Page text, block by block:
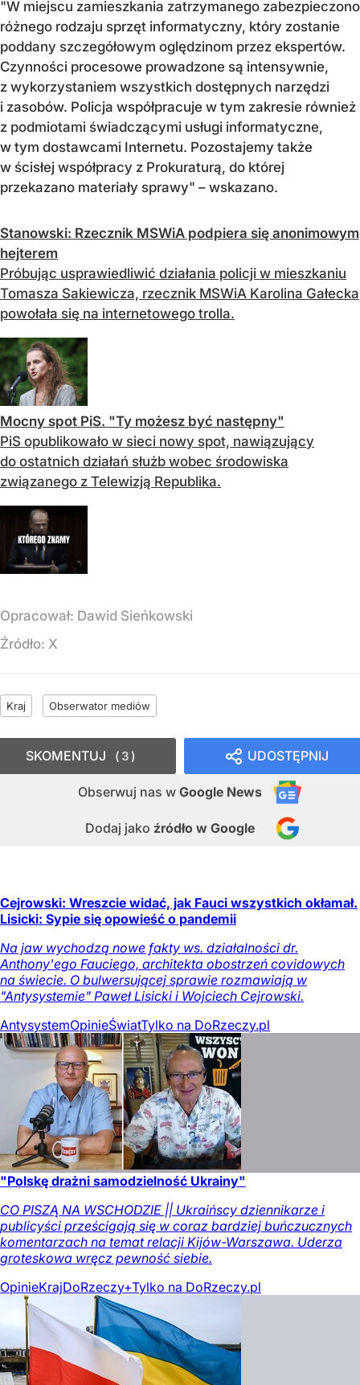
"W miejscu zamieszkania zatrzymanego zabezpieczono
różnego rodzaju sprzęt informatyczny, który zostanie
poddany szczegółowym oględzinom przez ekspertów.
Czynności procesowe prowadzone są intensywnie,
z wykorzystaniem wszystkich dostępnych narzędzi
i zasobów. Policja współpracuje w tym zakresie również
z podmiotami świadczącymi usługi informatyczne,
w tym dostawcami Internetu. Pozostajemy także
w ścisłej współpracy z Prokuraturą, do której
przekazano materiały sprawy" – wskazano.
Stanowski: Rzecznik MSWiA podpiera się anonimowym
hejterem
Próbując usprawiedliwić działania policji w mieszkaniu
Tomasza Sakiewicza, rzecznik MSWiA Karolina Gałecka
powołała się na internetowego trolla.
Mocny spot PiS. "Ty możesz być następny"
PiS opublikowało w sieci nowy spot, nawiązujący
do ostatnich działań służb wobec środowiska
związanego z Telewizją Republika.
Opracował: Dawid Sieńkowski
Źródło: X
Kraj Obserwator mediów
UDOSTĘPNIJ
Obserwuj nas w Google News
Dodaj jako źródło w Google
SKOMENTUJ 3
Cejrowski: Wreszcie widać, jak Fauci wszystkich okłamał.
Lisicki: Sypie się opowieść o pandemii
Na jaw wychodzą nowe fakty ws. działalności dr.
Anthony'ego Fauciego, architekta obostrzeń covidowych
na świecie. O bulwersującej sprawie rozmawiają w
"Antysystemie" Paweł Lisicki i Wojciech Cejrowski.
AntysystemOpinieŚwiatTylko na DoRzeczy.pl
"Polskę drażni samodzielność Ukrainy"
CO PISZĄ NA WSCHODZIE || Ukraińscy dziennikarze i
publicyści prześcigają się w coraz bardziej buńczucznych
komentarzach na temat relacji Kijów-Warszawa. Uderza
groteskowa wręcz pewność siebie.
OpinieKrajDoRzeczy+Tylko na DoRzeczy.pl